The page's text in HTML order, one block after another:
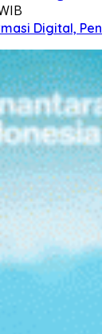
Digital,